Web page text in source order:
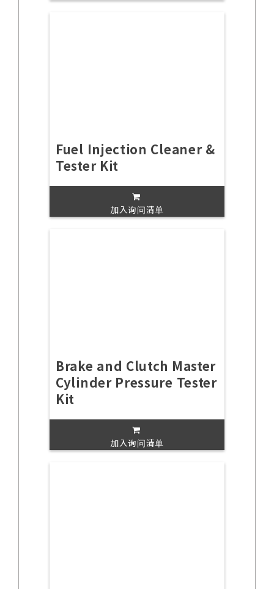
Fuel Injection Cleaner &
Tester Kit
加入询问清单
Brake and Clutch Master
Cylinder Pressure Tester
Kit
加入询问清单